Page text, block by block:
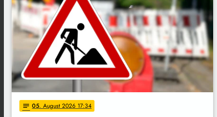
notes 05. August 2026 17:34